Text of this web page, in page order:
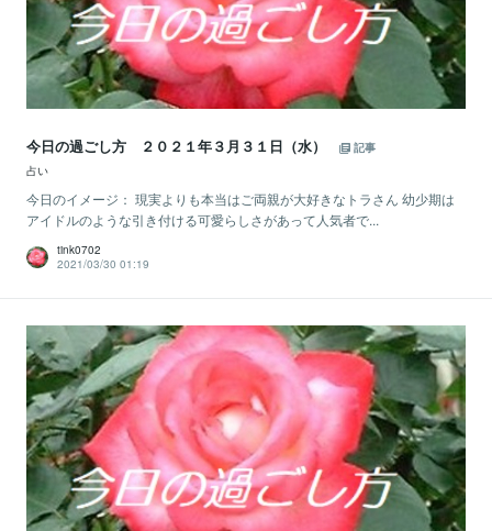
今日の過ごし方 ２０２１年３月３１日（水）
記事
占い
今日のイメージ： 現実よりも本当はご両親が大好きなトラさん 幼少期は
アイドルのような引き付ける可愛らしさがあって人気者で...
tink0702
2021/03/30 01:19